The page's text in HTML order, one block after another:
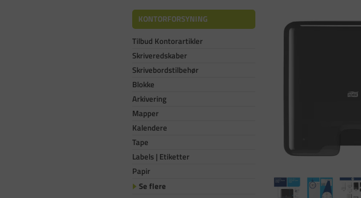
KONTORFORSYNING
Tilbud Kontorartikler
Skriveredskaber
Skrivebordstilbehør
Blokke
Arkivering
Mapper
Kalendere
Tape
Labels | Etiketter
Papir
Se flere